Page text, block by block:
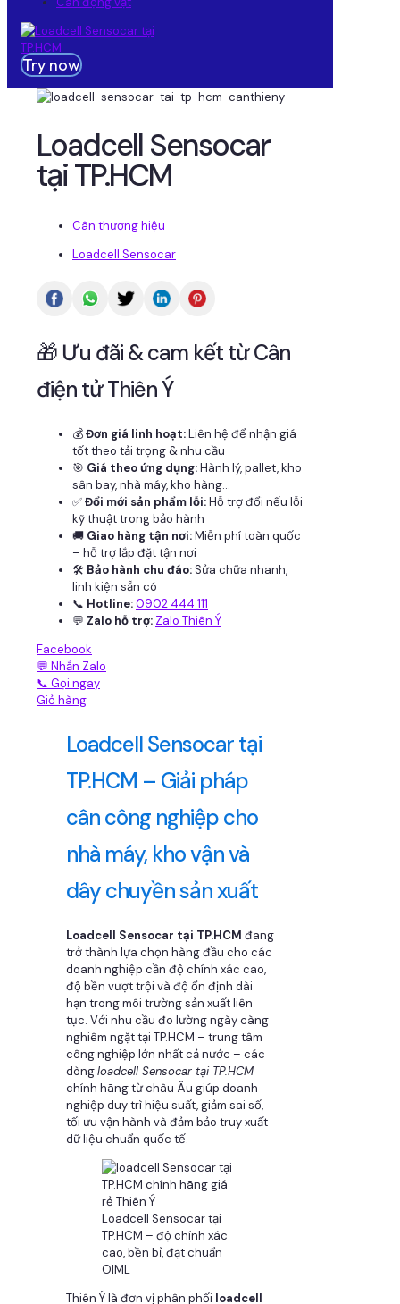
Try now
Loadcell Sensocar
tại TP.HCM
Cân thương hiệu
Loadcell Sensocar
🎁 Ưu đãi & cam kết từ Cân
điện tử Thiên Ý
💰Đơn giá linh hoạt:Liên hệ để nhận giá
tốt theo tải trọng & nhu cầu
🎯 Giá theo ứng dụng:Hành lý, pallet, kho
sân bay, nhà máy, kho hàng...
✅Đổi mới sản phẩm lỗi:Hỗ trợ đổi nếu lỗi
kỹ thuật trong bảo hành
🚚 Giao hàng tận nơi:Miễn phí toàn quốc
– hỗ trợ lắp đặt tận nơi
🛠 Bảo hành chu đáo:Sửa chữa nhanh,
linh kiện sẵn có
📞 Hotline:0902 444 111
💬 Zalo hỗ trợ: Zalo Thiên Ý
Facebook
💬 Nhắn Zalo
📞 Gọi ngay
Giỏ hàng
Loadcell Sensocar tại
TP.HCM – Giải pháp
cân công nghiệp cho
nhà máy, kho vận và
dây chuyền sản xuất
Loadcell Sensocar tại TP.HCM đang
trở thành lựa chọn hàng đầu cho các
doanh nghiệp cần độ chính xác cao,
độ bền vượt trội và độ ổn định dài
hạn trong môi trường sản xuất liên
tục. Với nhu cầu đo lường ngày càng
nghiêm ngặt tại TP.HCM – trung tâm
công nghiệp lớn nhất cả nước – các
dòngloadcell Sensocar tại TP.HCM
chính hãng từ châu Âu giúp doanh
nghiệp duy trì hiệu suất, giảm sai số,
tối ưu vận hành và đảm bảo truy xuất
dữ liệu chuẩn quốc tế.
Loadcell Sensocar tại
TP.HCM – độ chính xác
cao, bền bỉ, đạt chuẩn
OIML
Thiên Ý là đơn vị phân phối loadcell